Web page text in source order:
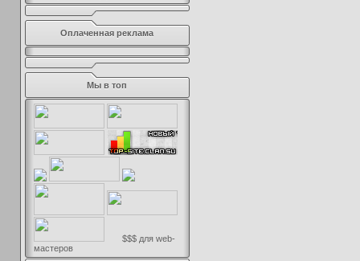
Оплаченная реклама
Мы в топ
$$$ для web-
мастеров